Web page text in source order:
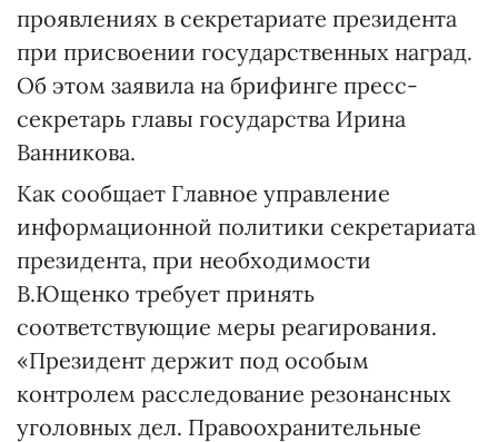
проявлениях в секретариате президента
при присвоении государственных наград.
Об этом заявила на брифинге пресс-
секретарь главы государства Ирина
Ванникова.
Как сообщает Главное управление
информационной политики секретариата
президента, при необходимости
В.Ющенко требует принять
соответствующие меры реагирования.
«Президент держит под особым
контролем расследование резонансных
уголовных дел. Правоохранительные